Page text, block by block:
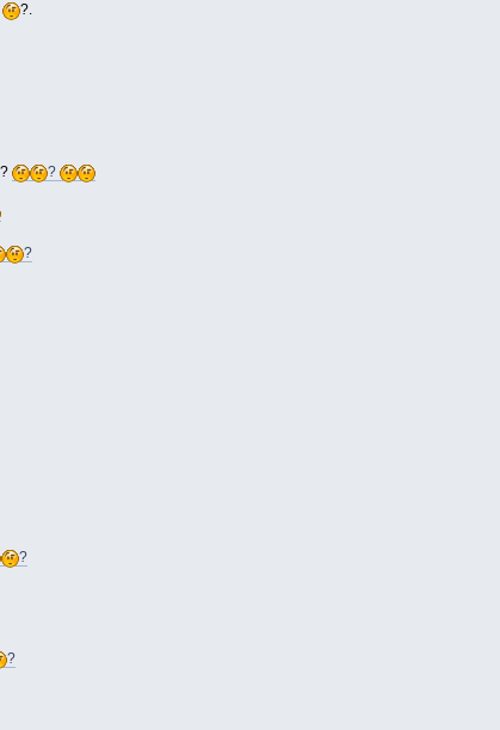
?.
?
?
?
?